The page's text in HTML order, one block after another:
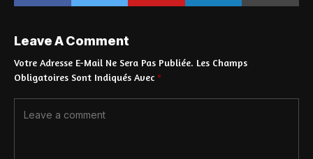
Leave A Comment
Votre Adresse E-Mail Ne Sera Pas Publiée. Les Champs
Obligatoires Sont Indiqués Avec *